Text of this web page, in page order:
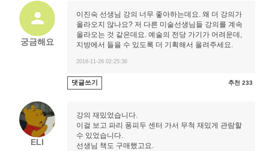
궁금해요
이진숙 선생님 강의 너무 좋아하는데요. 왜 더 강의가
올라오지 않나요? 저 다른 미술선생님들 강의를 계속
올라오는 것 같은데요. 예술의 전당 가기가 어려운데,
지방에서 들을 수 있도록 더 기획해서 올려주세요.
2016-11-26 02:25:36
댓글쓰기 추천 233
ELI
강의 재밌었습니다.
이걸 보고 파리 퐁피두 센터 가서 무척 재밌게 관람할
수 있었습니다.
선생님 책도 구매했고요.